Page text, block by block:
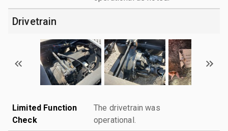
Drivetrain
Limited Function
Check
The drivetrain was
operational.